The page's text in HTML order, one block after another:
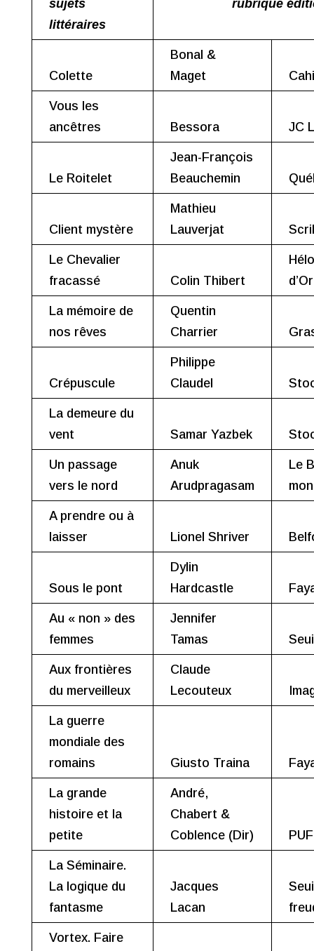
sujets
littéraires
rubrique
Colette
Bonal &
Maget
Vous les
ancêtres
Bessora JC
Le Roitelet
Jean-François
Beauchemin
Client mystère
Mathieu
Lauverjat
Le Chevalier
fracassé
Colin Thibert
La mémoire de
nos rêves
Quentin
Charrier
Crépuscule
Philippe
Claudel
La demeure du
vent
Samar Yazbek
Un passage
vers le nord
Anuk
Arudpragasam
Le
A prendre ou à
laisser
Lionel Shriver
Sous le pont
Dylin
Hardcastle
Au « non » des
femmes
Jennifer
Tamas
Aux frontières
du merveilleux
Claude
Lecouteux
La guerre
mondiale des
romains
Giusto Traina
La grande
histoire et la
petite
André,
Chabert &
Coblence (Dir)
PUF
La Séminaire.
La logique du
fantasme
Jacques
Lacan
Vortex. Faire